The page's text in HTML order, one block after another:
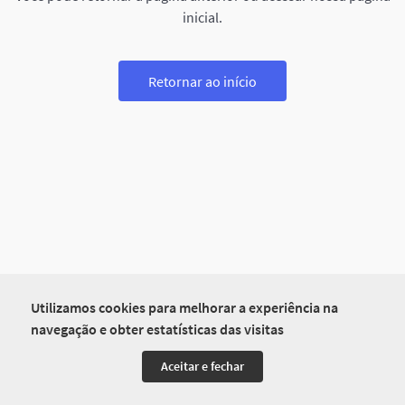
Utilizamos cookies para melhorar a experiência na
navegação e obter estatísticas das visitas
Aceitar e fechar
inicial.
Retornar ao início